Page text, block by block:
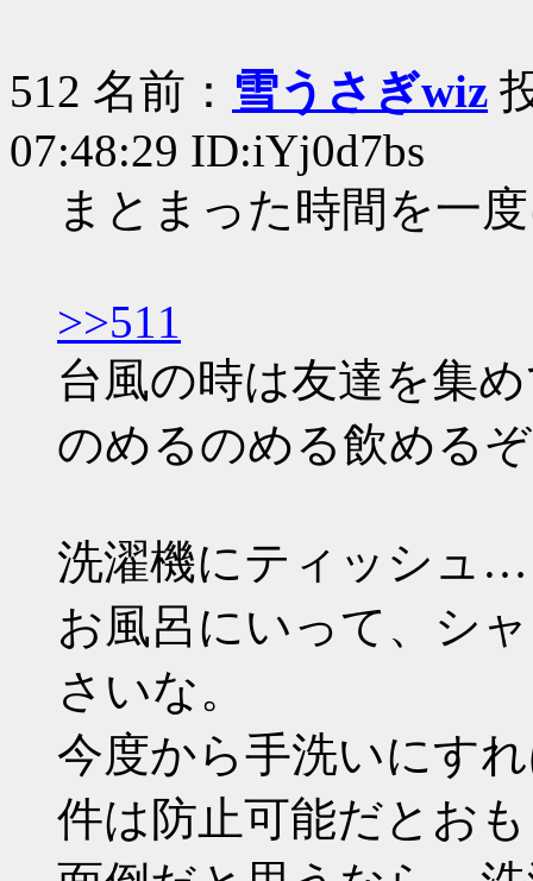
512 名前： 雪うさぎwiz
07:48:29 ID:iYj0d7bs
まとまった時間を一
>>511
台風の時は友達を集
のめるのめる飲める
洗濯機にティッシュ…
お風呂にいって、シ
さいな。
今度から手洗いにす
件は防止可能だとお